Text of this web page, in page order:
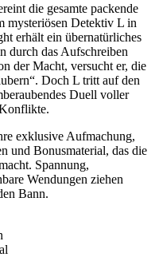
die gesamte packende
mysteriösen Detektiv L in
erhält ein übernatürliches
durch das Aufschreiben
der Macht, versucht er, die
Doch L tritt auf den
Duell voller
exklusive Aufmachung,
und Bonusmaterial, das die
Spannung,
Wendungen ziehen
Bann.